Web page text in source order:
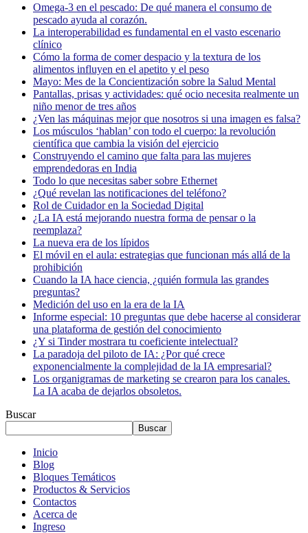
Omega-3 en el pescado: De qué manera el consumo de
pescado ayuda al corazón.
La interoperabilidad es fundamental en el vasto escenario
clínico
Cómo la forma de comer despacio y la textura de los
alimentos influyen en el apetito y el peso
Mayo: Mes de la Concientización sobre la Salud Mental
Pantallas, prisas y actividades: qué ocio necesita realmente un
niño menor de tres años
¿Ven las máquinas mejor que nosotros si una imagen es falsa?
Los músculos ‘hablan’ con todo el cuerpo: la revolución
científica que cambia la visión del ejercicio
Construyendo el camino que falta para las mujeres
emprendedoras en India
Todo lo que necesitas saber sobre Ethernet
¿Qué revelan las notificaciones del teléfono?
Rol de Cuidador en la Sociedad Digital
¿La IA está mejorando nuestra forma de pensar o la
reemplaza?
La nueva era de los lípidos
El móvil en el aula: estrategias que funcionan más allá de la
prohibición
Cuando la IA hace ciencia, ¿quién formula las grandes
preguntas?
Medición del uso en la era de la IA
Informe especial: 10 preguntas que debe hacerse al considerar
una plataforma de gestión del conocimiento
¿Y si Tinder mostrara tu coeficiente intelectual?
La paradoja del piloto de IA: ¿Por qué crece
exponencialmente la complejidad de la IA empresarial?
Los organigramas de marketing se crearon para los canales.
La IA acaba de dejarlos obsoletos.
Buscar
Buscar
Inicio
Blog
Bloques Temáticos
Productos & Servicios
Contactos
Acerca de
Ingreso